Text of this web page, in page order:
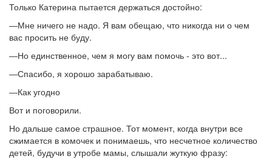
Только Катерина пытается держаться достойно:
―Мне ничего не надо. Я вам обещаю, что никогда ни о чем
вас просить не буду.
―Но единственное, чем я могу вам помочь - это вот...
―Спасибо, я хорошо зарабатываю.
―Как угодно
Вот и поговорили.
Но дальше самое страшное. Тот момент, когда внутри все
сжимается в комочек и понимаешь, что несчетное количество
детей, будучи в утробе мамы, слышали жуткую фразу: